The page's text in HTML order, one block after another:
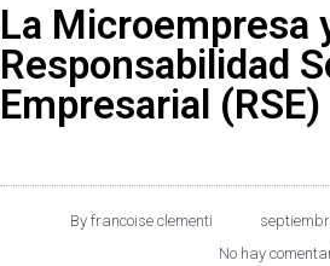
La Microempresa
Responsabilidad
Empresarial (RSE)
Byfrancoise clementi
No hay